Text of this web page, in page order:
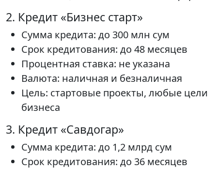
2. Кредит «Бизнес старт»
Сумма кредита: до 300 млн сум
Срок кредитования: до 48 месяцев
Процентная ставка: не указана
Валюта: наличная и безналичная
Цель: стартовые проекты, любые цели
бизнеса
3. Кредит «Савдогар»
Сумма кредита: до 1,2 млрд сум
Срок кредитования: до 36 месяцев